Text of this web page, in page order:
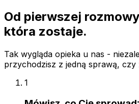
Od pierwszej
która zostaje.
Tak wygląda opieka u nas -
przychodzisz z jedną sprawą, czy
1